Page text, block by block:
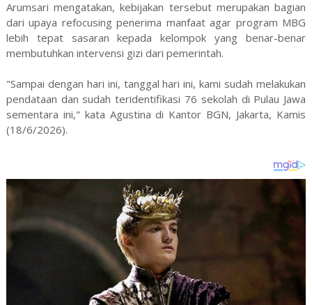
Arumsari mengatakan, kebijakan tersebut merupakan bagian
dari upaya refocusing penerima manfaat agar program MBG
lebih tepat sasaran kepada kelompok yang benar-benar
membutuhkan intervensi gizi dari pemerintah.
"Sampai dengan hari ini, tanggal hari ini, kami sudah melakukan
pendataan dan sudah teridentifikasi 76 sekolah di Pulau Jawa
sementara ini," kata Agustina di Kantor BGN, Jakarta, Kamis
(18/6/2026).